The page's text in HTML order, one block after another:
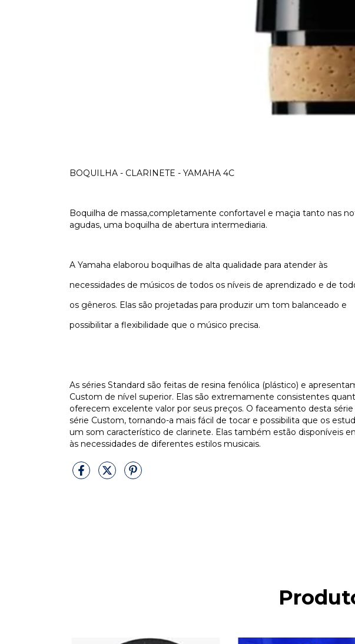
BOQUILHA - CLARINETE - YAMAHA 4C
Boquilha de massa,completamente confortavel e maçia tanto nas
agudas, uma boquilha de abertura intermediaria.
A Yamaha elaborou boquilhas de alta qualidade para atender às
necessidades de músicos de todos os níveis de aprendizado e de
os gêneros. Elas são projetadas para produzir um tom balanceado e
possibilitar a flexibilidade que o músico precisa.
As séries Standard são feitas de resina fenólica (plástico) e
Custom de nível superior. Elas são extremamente consistentes
oferecem excelente valor por seus preços. O faceamento desta
série Custom, tornando-a mais fácil de tocar e possibilita que os
um som característico de clarinete. Elas também estão disponíveis
às necessidades de diferentes estilos musicais.